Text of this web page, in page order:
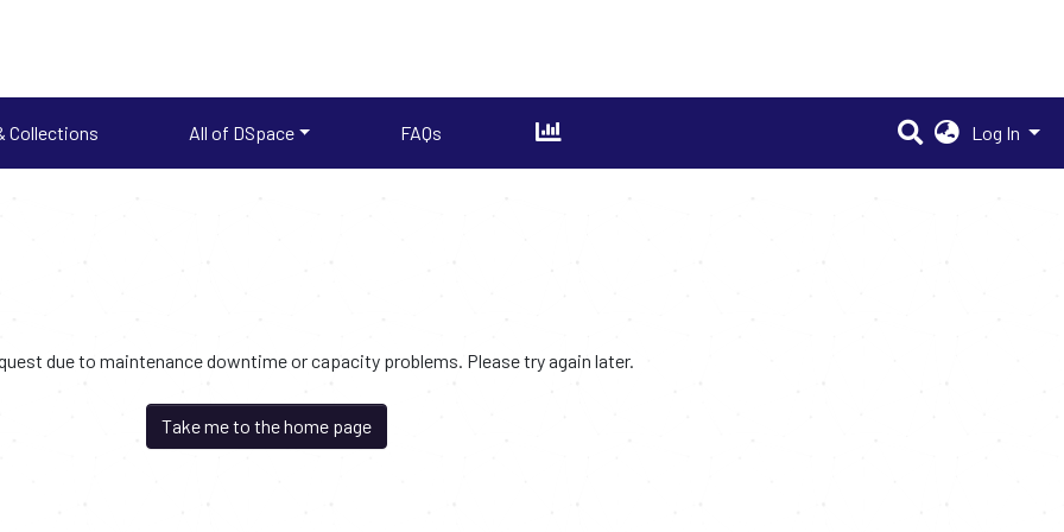
Collections All of DSpace FAQs Log In
due to maintenance downtime or capacity problems. Please try again later.
Take me to the home page